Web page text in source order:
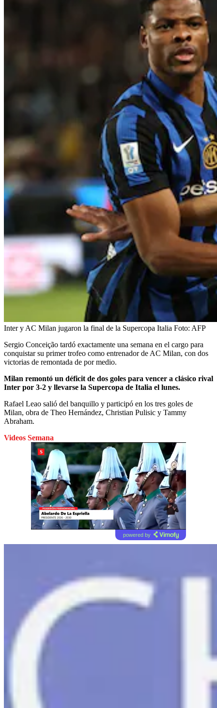
Inter y AC Milan jugaron la final de la Supercopa Italia Foto: AFP
Sergio Conceição tardó exactamente una semana en el cargo para
conquistar su primer trofeo como entrenador de AC Milan, con dos
victorias de remontada de por medio.
Milan remontó un déficit de dos goles para vencer a clásico rival
Inter por 3-2 y llevarse la Supercopa de Italia el lunes.
Rafael Leao salió del banquillo y participó en los tres goles de
Milan, obra de Theo Hernández, Christian Pulisic y Tammy
Abraham.
Videos Semana
powered by